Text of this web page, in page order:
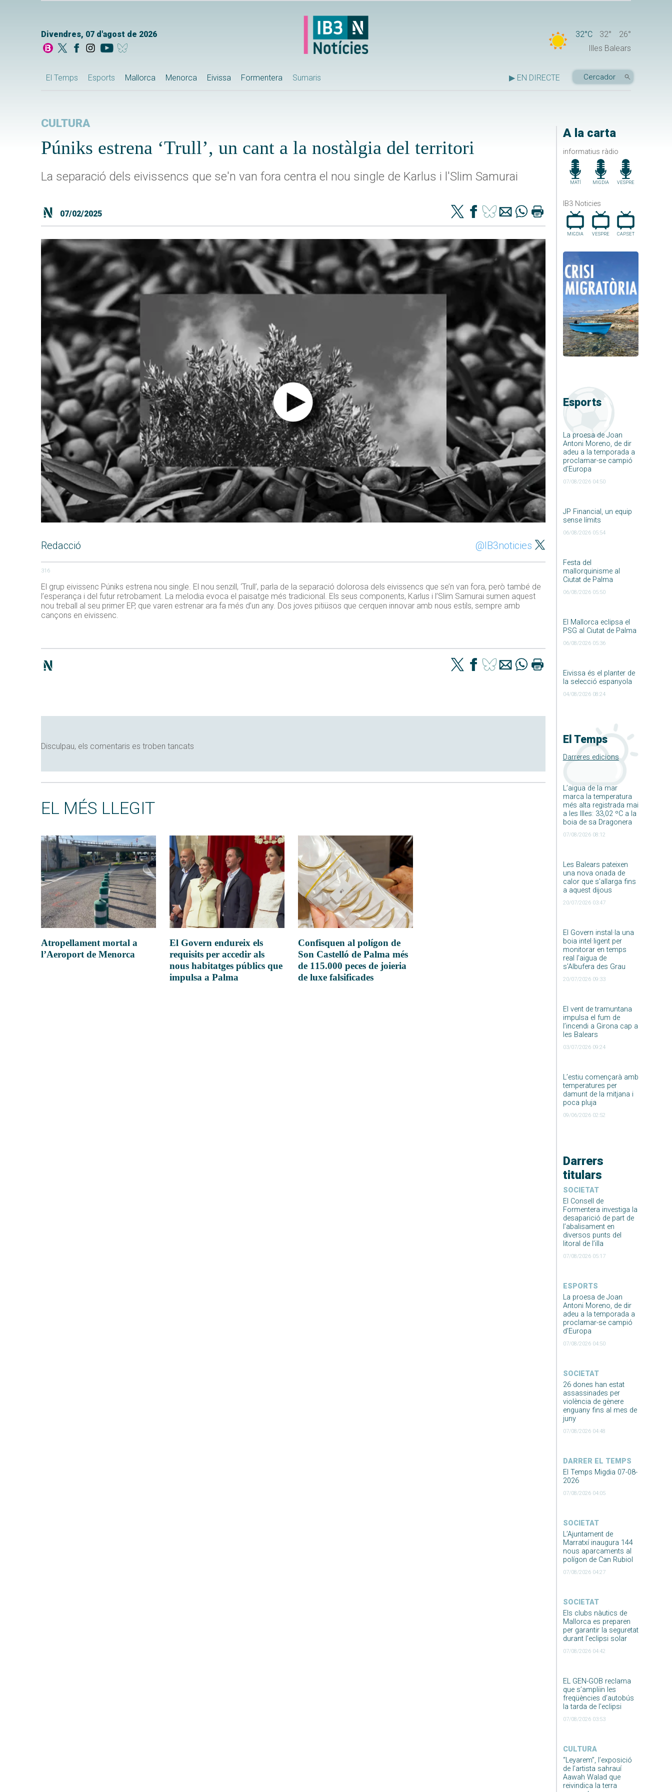
Divendres, 07 d'agost de 2026 32°C 32°
26°
Illes Balears
El Temps Esports Mallorca Menorca Eivissa Formentera Sumaris ▶ EN DIRECTE
A la carta
informatius ràdio
MATÍ MIGDIA VESPRE
IB3 Noticies
MIGDIA VESPRE CAP.SET
Esports
La proesa de Joan
Antoni Moreno, de dir
adeu a la temporada a
proclamar-se campió
d’Europa
07/08/2026 04:50
JP Financial, un equip
sense límits
06/08/2026 05:54
Festa del
mallorquinisme al
Ciutat de Palma
06/08/2026 05:50
El Mallorca eclipsa el
PSG al Ciutat de Palma
06/08/2026 05:36
Eivissa és el planter de
la selecció espanyola
04/08/2026 08:24
El Temps
Darreres edicions
L’aigua de la mar
marca la temperatura
més alta registrada mai
a les Illes: 33,02 ºC a la
boia de sa Dragonera
07/08/2026 08:12
Les Balears pateixen
una nova onada de
calor que s’allarga fins
a aquest dijous
20/07/2026 03:47
El Govern instal·la una
boia intel·ligent per
monitorar en temps
real l’aigua de
s’Albufera des Grau
20/07/2026 09:33
El vent de tramuntana
impulsa el fum de
l’incendi a Girona cap a
les Balears
03/07/2026 09:24
L’estiu començarà amb
temperatures per
damunt de la mitjana i
poca pluja
09/06/2026 02:52
Darrers
titulars
SOCIETAT
El Consell de
Formentera investiga la
desaparició de part de
l’abalisament en
diversos punts del
litoral de l’illa
07/08/2026 05:17
ESPORTS
La proesa de Joan
Antoni Moreno, de dir
adeu a la temporada a
proclamar-se campió
d’Europa
07/08/2026 04:50
SOCIETAT
26 dones han estat
assassinades per
violència de gènere
enguany fins al mes de
juny
07/08/2026 04:48
DARRER EL TEMPS
El Temps Migdia 07-08-
2026
07/08/2026 04:05
SOCIETAT
L’Ajuntament de
Marratxí inaugura 144
nous aparcaments al
polígon de Can Rubiol
07/08/2026 04:27
SOCIETAT
Els clubs nàutics de
Mallorca es preparen
per garantir la seguretat
durant l’eclipsi solar
07/08/2026 04:42
EL GEN-GOB reclama
que s’ampliïn les
freqüències d’autobús
la tarda de l’eclipsi
07/08/2026 03:53
CULTURA
“Leyarem”, l’exposició
de l’artista sahrauí
Aawah Walad que
reivindica la terra
CULTURA
Púniks estrena ‘Trull’, un cant a la nostàlgia del territori
La separació dels eivissencs que se'n van fora centra el nou single de Karlus i l'Slim Samurai
07/02/2025
Redacció @IB3noticies
316
El grup eivissenc Púniks estrena nou single. El nou senzill, ‘Trull’, parla de la separació dolorosa dels eivissencs que se’n van fora, però també de
l’esperança i del futur retrobament. La melodia evoca el paisatge més tradicional. Els seus components, Karlus i l’Slim Samurai sumen aquest
nou treball al seu primer EP, que varen estrenar ara fa més d’un any. Dos joves pitiüsos que cerquen innovar amb nous estils, sempre amb
cançons en eivissenc.
Disculpau, els comentaris es troben tancats
EL MÉS LLEGIT
Atropellament mortal a
l’Aeroport de Menorca
El Govern endureix els
requisits per accedir als
nous habitatges públics que
impulsa a Palma
Confisquen al polígon de
Son Castelló de Palma més
de 115.000 peces de joieria
de luxe falsificades